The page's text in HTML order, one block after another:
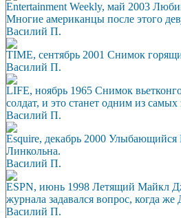
Entertainment Weekly, май 2003
Многие американцы после этого
Василий П.
TIME, сентябрь 2001 Снимок
Василий П.
LIFE, ноябрь 1965 Снимок
солдат, и это станет одним из
Василий П.
Esquire, декабрь 2000 Улыбающийся
Линкольна.
Василий П.
ESPN, июнь 1998 Летящий Майкл
журнала задавался вопрос, когда
Василий П.